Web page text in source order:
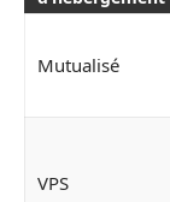
Mutualisé
VPS